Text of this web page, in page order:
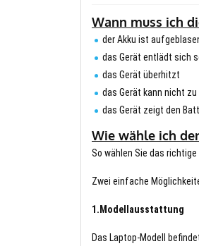
Wann muss ich
der Akku ist
das Gerät entlädt sich
das Gerät überhitzt
das Gerät kann nicht
das Gerät zeigt den
Wie wähle ich
So wählen Sie das richtige
Zwei einfache
1.Modellausstattung
Das Laptop-Modell